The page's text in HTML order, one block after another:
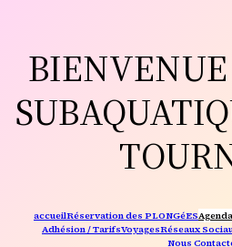
accueilRéservation des PLONGéESAgenda
Adhésion / TarifsVoyagesRéseaux
Nous